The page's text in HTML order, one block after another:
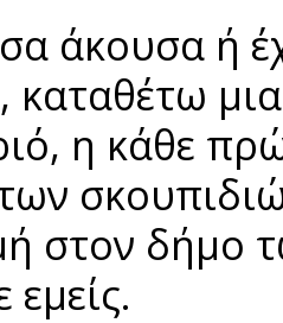
άκουσα ή
καταθέτω
η κάθε
των
στον δήμο